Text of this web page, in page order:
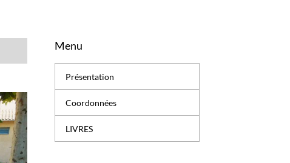
Menu
Présentation
Coordonnées
LIVRES